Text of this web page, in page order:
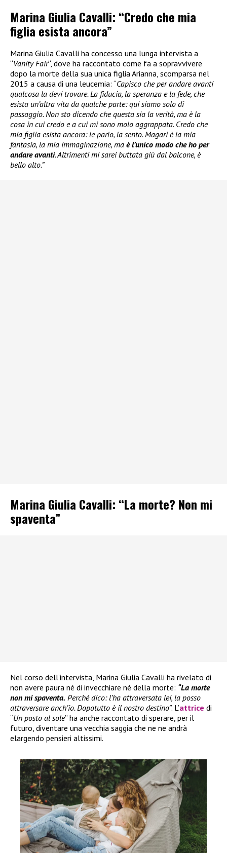
Marina Giulia Cavalli: “Credo che mia
figlia esista ancora”
Marina Giulia Cavalli ha concesso una lunga intervista a
“Vanity Fair“, dove ha raccontato come fa a sopravvivere
dopo la morte della sua unica figlia Arianna, scomparsa nel
2015 a causa di una leucemia: “Capisco che per andare avanti
qualcosa la devi trovare. La fiducia, la speranza e la fede, che
esista un’altra vita da qualche parte: qui siamo solo di
passaggio. Non sto dicendo che questa sia la verità, ma è la
cosa in cui credo e a cui mi sono molo aggrappata. Credo che
mia figlia esista ancora: le parlo, la sento. Magari è la mia
fantasia, la mia immaginazione, ma è l’unico modo che ho per
andare avanti. Altrimenti mi sarei buttata giù dal balcone, è
bello alto.”
Marina Giulia Cavalli: “La morte? Non mi
spaventa”
Nel corso dell’intervista, Marina Giulia Cavalli ha rivelato di
non avere paura né di invecchiare né della morte: “La morte
non mi spaventa. Perché dico: l’ha attraversata lei, la posso
attraversare anch’io. Dopotutto è il nostro destino”. L’attrice di
“Un posto al sole” ha anche raccontato di sperare, per il
futuro, diventare una vecchia saggia che ne ne andrà
elargendo pensieri altissimi.